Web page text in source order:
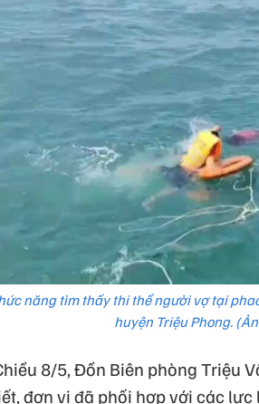
năng tìm thấy thi thể người vợ tại
huyện Triệu Phong.
8/5, Đồn Biên phòng Triệu
đơn vị đã phối hợp với các